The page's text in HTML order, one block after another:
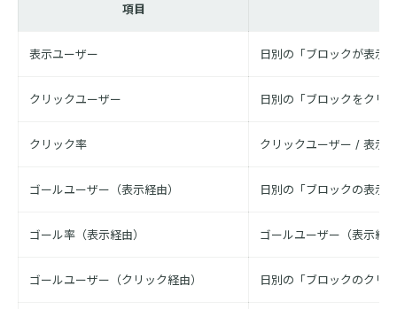
項目
表示ユーザー 日別の「ブロックが表示
クリックユーザー 日別の「ブロックをクリ
クリック率 クリックユーザー / 表示
ゴールユーザー（表示経由） 日別の「ブロックの表示
ゴール率（表示経由） ゴールユーザー（表示経
ゴールユーザー（クリック経由） 日別の「ブロックのクリ